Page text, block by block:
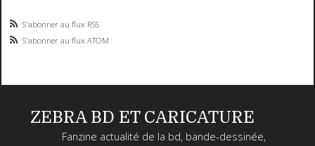
S'abonner au flux RSS
S'abonner au flux ATOM
ZEBRA BD ET CARICATURE
Fanzine actualité de la bd, bande-dessinée,